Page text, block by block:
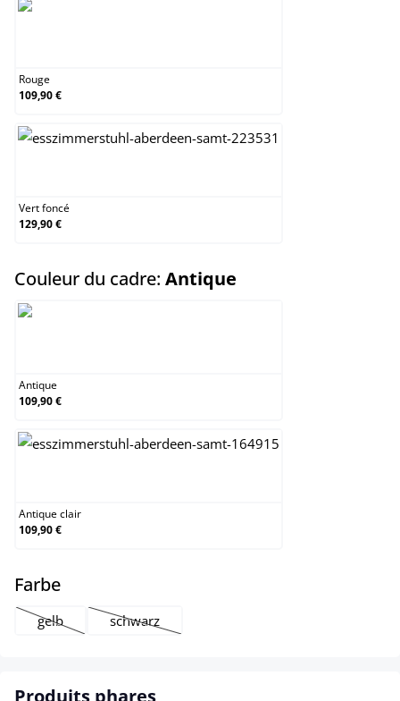
Rouge
109,90 €
Vert foncé
129,90 €
Couleur du cadre: Antique
Antique
109,90 €
Antique clair
109,90 €
Farbeselect
gelb
(Cette option n'est pas disponible pour le moment.)
schwarz
(Cette option n'est pas disponible pour le
Produits phares